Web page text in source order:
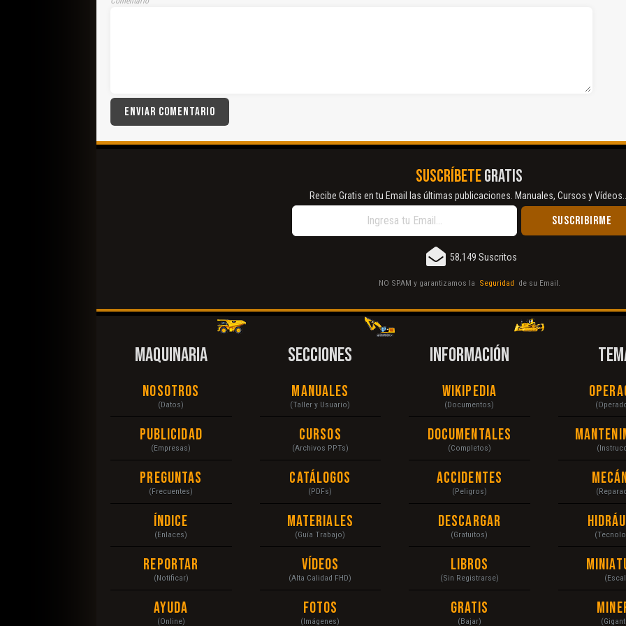
SUSCRÍBETEGRATIS
Recibe Gratis en tu Email las últimas publicaciones. Manuales, Cursos y
58,149 Suscritos
NO SPAM y garantizamos la Seguridad de su Email.
MAQUINARIA
Nosotros
(Datos)
Publicidad
(Empresas)
Preguntas
(Frecuentes)
Índice
(Enlaces)
Reportar
(Notificar)
Ayuda
(Online)
SECCIONES
Manuales
(Taller y Usuario)
Cursos
(Archivos PPTs)
Catálogos
(PDFs)
Materiales
(Guía Trabajo)
Vídeos
(Alta Calidad FHD)
Fotos
(Imágenes)
INFORMACIÓN
Wikipedia
(Documentos)
Documentales
(Completos)
Accidentes
(Peligros)
Descargar
(Gratuitos)
Libros
(Sin Registrarse)
Gratis
(Bajar)